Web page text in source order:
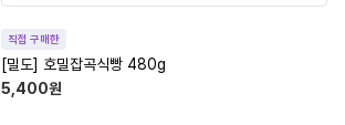
직접 구매한
[밀도] 호밀잡곡식빵 480g
5,400원